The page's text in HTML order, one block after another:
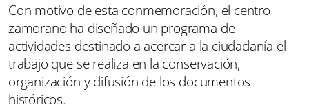
Con motivo de esta conmemoración, el centro
zamorano ha diseñado un programa de
actividades destinado a acercar a la ciudadanía el
trabajo que se realiza en la conservación,
organización y difusión de los documentos
históricos.